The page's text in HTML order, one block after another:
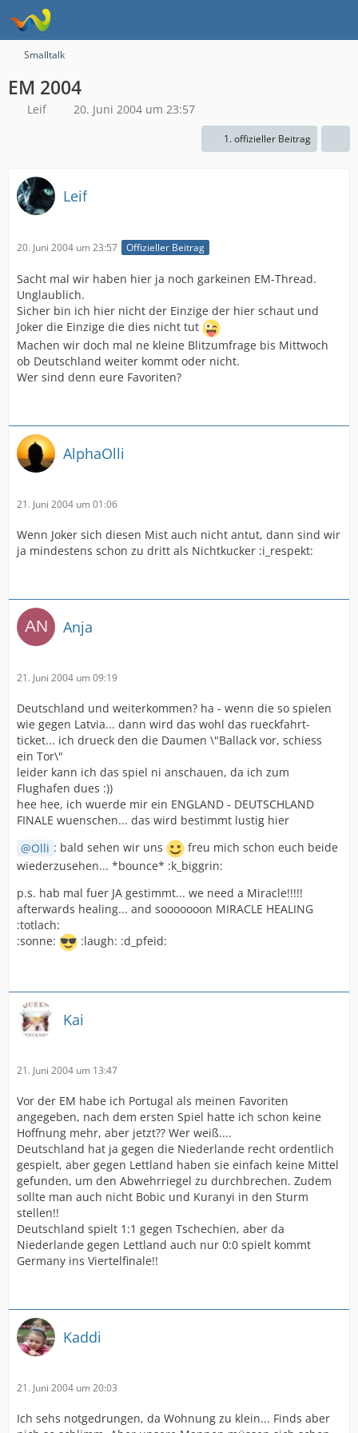
Smalltalk
EM 2004
Leif 20. Juni 2004 um 23:57
1. offizieller Beitrag
Leif
20. Juni 2004 um 23:57 Offizieller Beitrag
Sacht mal wir haben hier ja noch garkeinen EM-Thread.
Unglaublich.
Sicher bin ich hier nicht der Einzige der hier schaut und
Joker die Einzige die dies nicht tut
Machen wir doch mal ne kleine Blitzumfrage bis Mittwoch
ob Deutschland weiter kommt oder nicht.
Wer sind denn eure Favoriten?
AlphaOlli
21. Juni 2004 um 01:06
Wenn Joker sich diesen Mist auch nicht antut, dann sind wir
ja mindestens schon zu dritt als Nichtkucker :i_respekt:
Anja
21. Juni 2004 um 09:19
Deutschland und weiterkommen? ha - wenn die so spielen
wie gegen Latvia... dann wird das wohl das rueckfahrt-
ticket... ich drueck den die Daumen \"Ballack vor, schiess
ein Tor\"
leider kann ich das spiel ni anschauen, da ich zum
Flughafen dues :))
hee hee, ich wuerde mir ein ENGLAND - DEUTSCHLAND
FINALE wuenschen... das wird bestimmt lustig hier
Olli : bald sehen wir uns
freu mich schon euch beide
wiederzusehen... *bounce* :k_biggrin:
p.s. hab mal fuer JA gestimmt... we need a Miracle!!!!!
afterwards healing... and sooooooon MIRACLE HEALING
:totlach:
:sonne:
:laugh: :d_pfeid:
Kai
21. Juni 2004 um 13:47
Vor der EM habe ich Portugal als meinen Favoriten
angegeben, nach dem ersten Spiel hatte ich schon keine
Hoffnung mehr, aber jetzt?? Wer weiß....
Deutschland hat ja gegen die Niederlande recht ordentlich
gespielt, aber gegen Lettland haben sie einfach keine Mittel
gefunden, um den Abwehrriegel zu durchbrechen. Zudem
sollte man auch nicht Bobic und Kuranyi in den Sturm
stellen!!
Deutschland spielt 1:1 gegen Tschechien, aber da
Niederlande gegen Lettland auch nur 0:0 spielt kommt
Germany ins Viertelfinale!!
Kaddi
21. Juni 2004 um 20:03
Ich sehs notgedrungen, da Wohnung zu klein... Finds aber